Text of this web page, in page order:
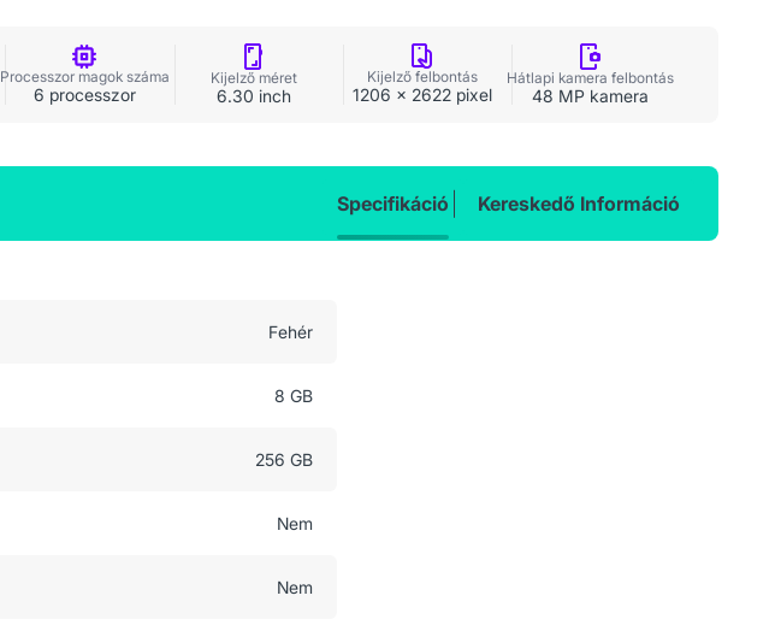
Processzor magok száma
6 processzor
Kijelző méret
6.30 inch
Kijelző felbontás
1206 x 2622 pixel
Hátlapi kamera felbontás
48 MP kamera
Specifikáció Kereskedő Információ
Fehér
8 GB
256 GB
Nem
Nem